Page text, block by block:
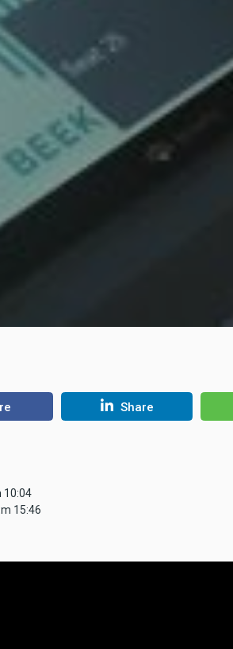
Share
10:04
15:46